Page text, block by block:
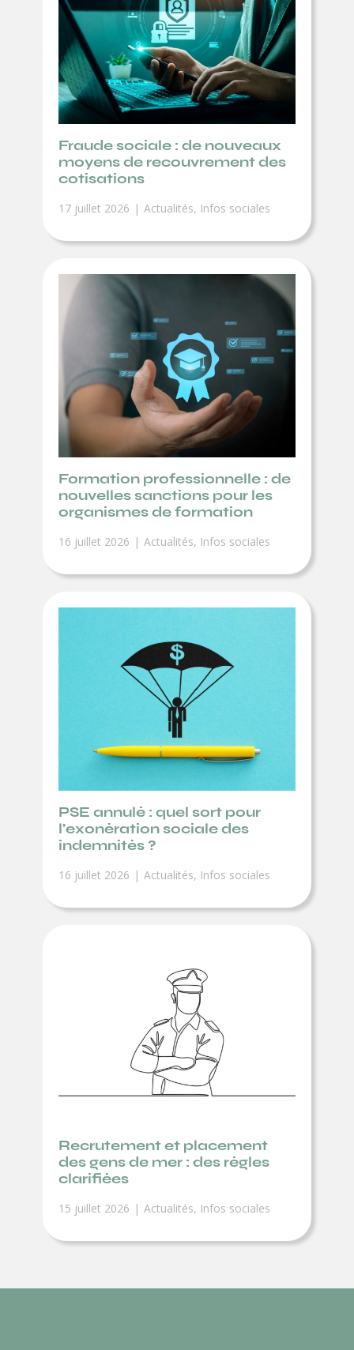
Fraude sociale : de nouveaux
moyens de recouvrement des
cotisations
17 juillet 2026 Actualités, Infos sociales
Formation professionnelle : de
nouvelles sanctions pour les
organismes de formation
16 juillet 2026 Actualités, Infos sociales
PSE annulé : quel sort pour
l’exonération sociale des
indemnités ?
16 juillet 2026 Actualités, Infos sociales
Recrutement et placement
des gens de mer : des règles
clarifiées
15 juillet 2026 Actualités, Infos sociales